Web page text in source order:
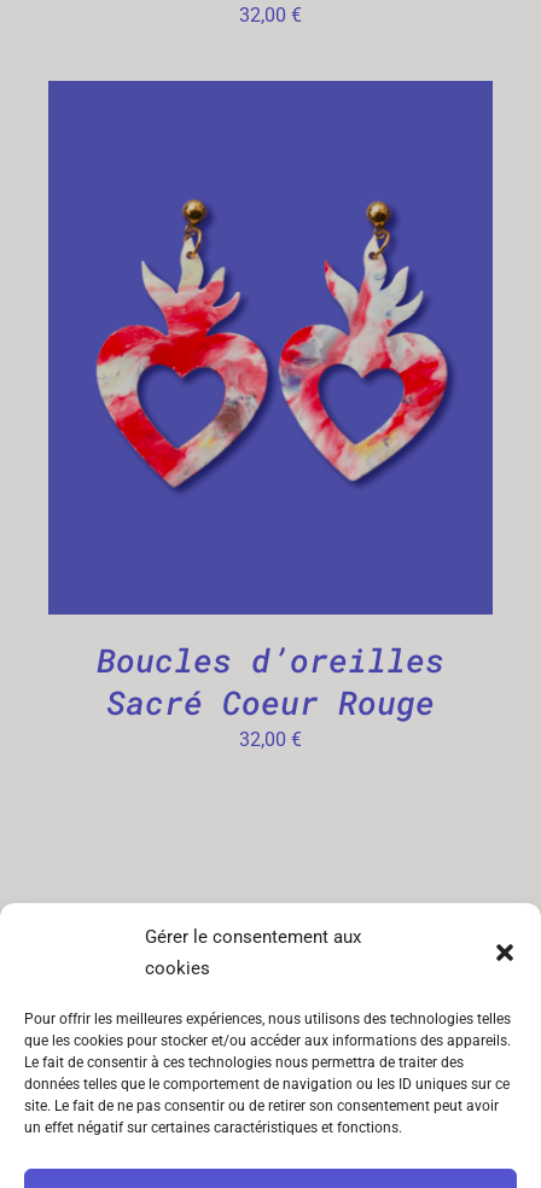
Gérer le consentement aux
cookies
Pour offrir les meilleures expériences, nous utilisons des technologies telles
que les cookies pour stocker et/ou accéder aux informations des appareils.
Le fait de consentir à ces technologies nous permettra de traiter des
données telles que le comportement de navigation ou les ID uniques sur ce
site. Le fait de ne pas consentir ou de retirer son consentement peut avoir
un effet négatif sur certaines caractéristiques et fonctions.
32,00 €
CHOIX DES OPTIONS
/
DÉTAILS
Boucles d’oreilles
Sacré Coeur Rouge
32,00 €
Lookbook
À propos
Contact
INFORMATIONS
CGV
Mentions
légales
Politique de
cookies (UE)